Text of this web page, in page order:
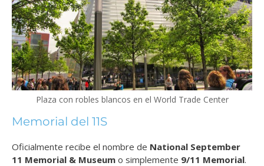
Plaza con robles blancos en el World Trade Center
Memorial del 11S
Oficialmente recibe el nombre de National September
11 Memorial & Museum o simplemente 9/11 Memorial.